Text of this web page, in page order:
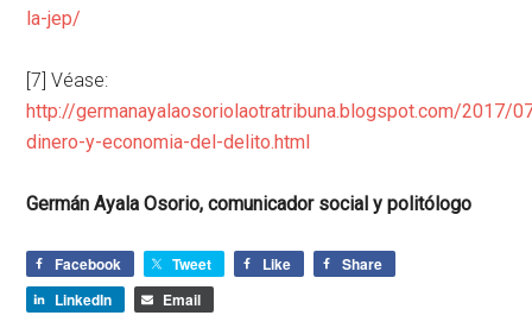
la-jep/
[7] Véase:
http://germanayalaosoriolaotratribuna.blogspot.com/2017/
dinero-y-economia-del-delito.html
Germán Ayala Osorio, comunicador social y politólogo
Facebook Tweet Like
Share
LinkedIn
Email